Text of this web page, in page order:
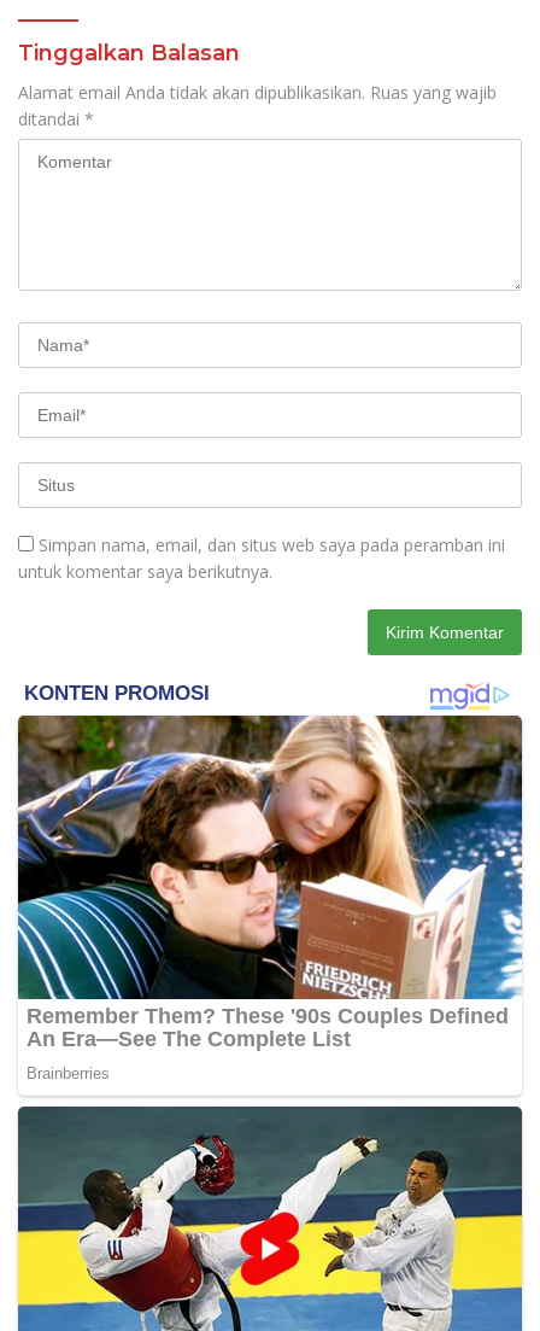
Tinggalkan Balasan
Alamat email Anda tidak akan dipublikasikan. Ruas yang wajib
ditandai *
Simpan nama, email, dan situs web saya pada peramban ini
untuk komentar saya berikutnya.